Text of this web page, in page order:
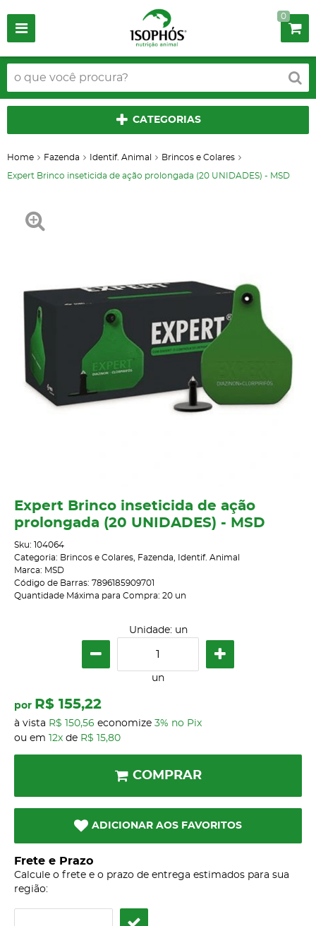
0
CATEGORIAS
Home Fazenda Identif. Animal Brincos e Colares
Expert Brinco inseticida de ação prolongada (20 UNIDADES) - MSD
Expert Brinco inseticida de ação
prolongada (20 UNIDADES) - MSD
Sku: 104064
Categoria: Brincos e Colares Fazenda
Identif. Animal
Marca: MSD
Código de Barras: 7896185909701
Quantidade Máxima para Compra: 20 un
Unidade: un
un
por R$ 155,22
à vista R$ 150,56 economize 3% no Pix
ou em
12x de R$ 15,80
COMPRAR
ADICIONAR AOS FAVORITOS
Frete e Prazo
Calcule o frete e o prazo de entrega estimados para sua
região: